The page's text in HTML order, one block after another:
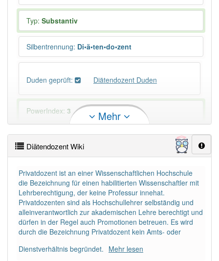
Typ: Substantiv
Silbentrennung: Di•ä•ten•do•zent
Duden geprüft: Diätendozent Duden
PowerIndex: 3
Häufigkeit: 2 von 10
Wörter mit Endung-diätendozentaber mit einem
anderen Artikel der: 0
Das Wort wird häufig verwendet im Bereich
veraltet
Mehr
Diätendozent Wiki
Privatdozent ist an einer Wissenschaftlichen Hochschule
die Bezeichnung für einen habilitierten Wissenschaftler mit
Lehrberechtigung, der keine Professur innehat.
Privatdozenten sind als Hochschullehrer selbständig und
alleinverantwortlich zur akademischen Lehre berechtigt und
dürfen in der Regel auch Promotionen betreuen. Es wird
durch die Bezeichnung Privatdozent kein Amts- oder
Dienstverhältnis begründet. Mehr lesen